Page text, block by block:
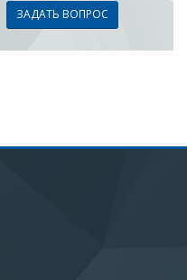
ЗАДАТЬ ВОПРОС